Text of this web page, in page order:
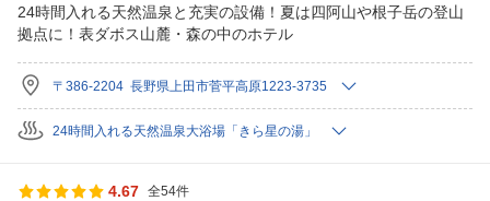
24時間入れる天然温泉と充実の設備！夏は四阿山や根子岳の登山
拠点に！表ダボス山麓・森の中のホテル
〒386-2204 長野県上田市菅平高原1223-3735
24時間入れる天然温泉大浴場「きら星の湯」
4.67 全54件